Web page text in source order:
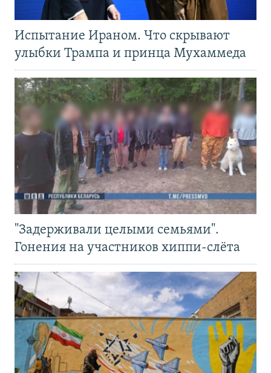
Испытание Ираном. Что скрывают
улыбки Трампа и принца Мухаммеда
"Задерживали целыми семьями".
Гонения на участников хиппи-слёта